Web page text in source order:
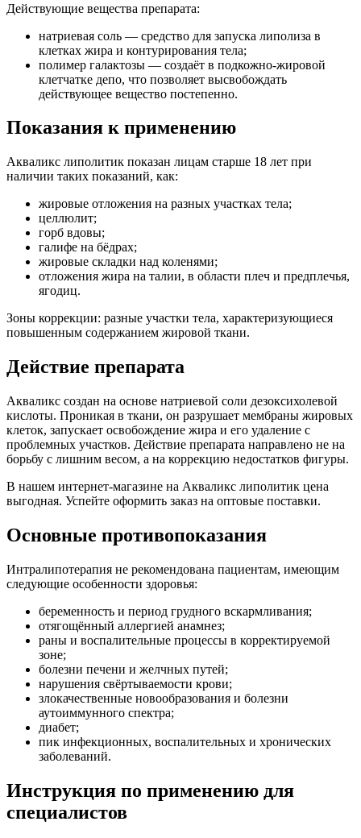
Действующие вещества препарата:
натриевая соль — средство для запуска липолиза в
клетках жира и контурирования тела;
полимер галактозы — создаёт в подкожно-жировой
клетчатке депо, что позволяет высвобождать
действующее вещество постепенно.
Показания к применению
Акваликс липолитик показан лицам старше 18 лет при
наличии таких показаний, как:
жировые отложения на разных участках тела;
целлюлит;
горб вдовы;
галифе на бёдрах;
жировые складки над коленями;
отложения жира на талии, в области плеч и предплечья,
ягодиц.
Зоны коррекции: разные участки тела, характеризующиеся
повышенным содержанием жировой ткани.
Действие препарата
Акваликс создан на основе натриевой соли дезоксихолевой
кислоты. Проникая в ткани, он разрушает мембраны жировых
клеток, запускает освобождение жира и его удаление с
проблемных участков. Действие препарата направлено не на
борьбу с лишним весом, а на коррекцию недостатков фигуры.
В нашем интернет-магазине на Акваликс липолитик цена
выгодная. Успейте оформить заказ на оптовые поставки.
Основные противопоказания
Интралипотерапия не рекомендована пациентам, имеющим
следующие особенности здоровья:
беременность и период грудного вскармливания;
отягощённый аллергией анамнез;
раны и воспалительные процессы в корректируемой
зоне;
болезни печени и желчных путей;
нарушения свёртываемости крови;
злокачественные новообразования и болезни
аутоиммунного спектра;
диабет;
пик инфекционных, воспалительных и хронических
заболеваний.
Инструкция по применению для
специалистов